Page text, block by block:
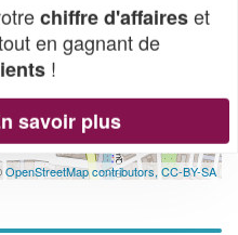
OpenStreetMap contributors, CC-BY-SA
chiffre d'affaireset
en gagnant de
!
savoir plus